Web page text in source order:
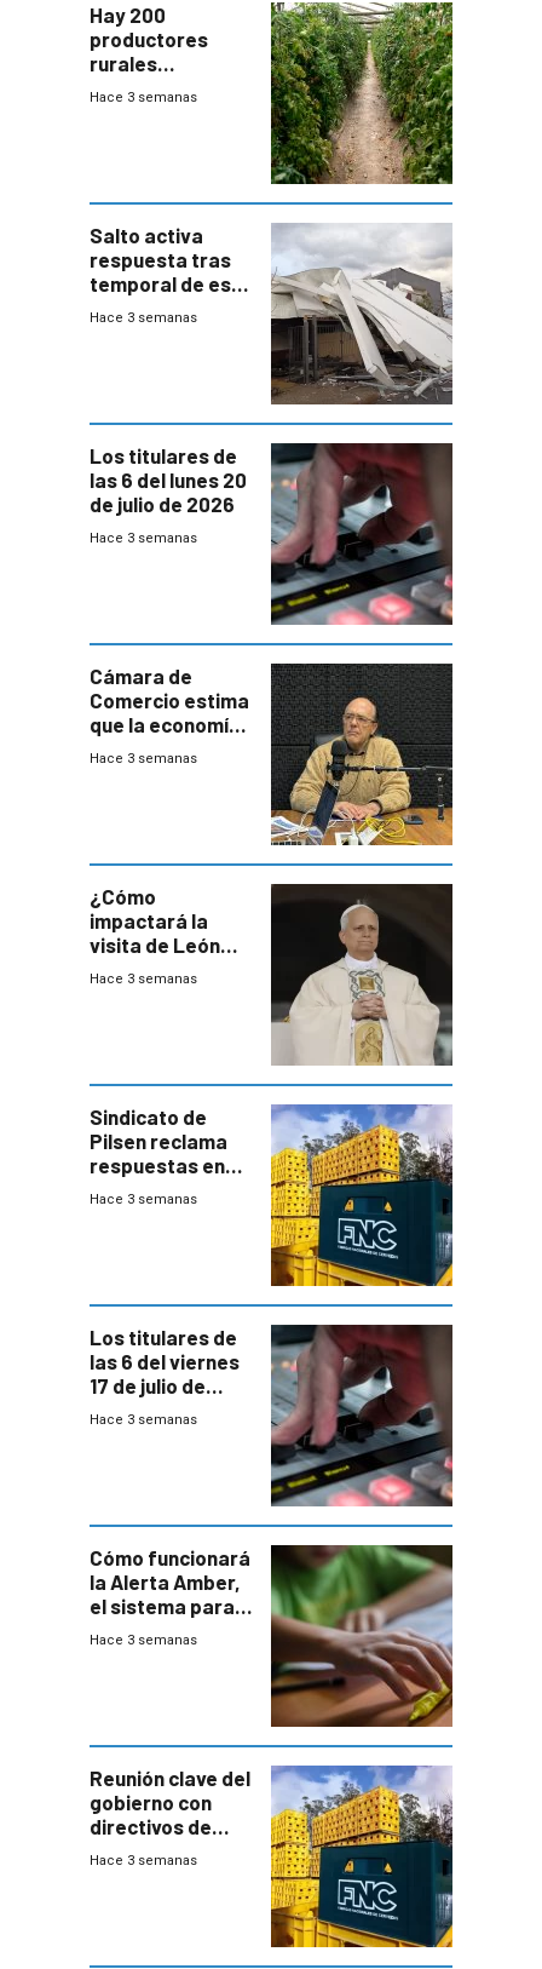
Hay 200
productores
rurales
afectados tras
Hace 3 semanas
Salto activa
respuesta tras
temporal de este
sábado con
Hace 3 semanas
Los titulares de
las 6 del lunes 20
de julio de 2026
Hace 3 semanas
Cámara de
Comercio estima
que la economía
crecerá 1,6%
Hace 3 semanas
¿Cómo
impactará la
visita de León
XIV a Uruguay?
Hace 3 semanas
Sindicato de
Pilsen reclama
respuestas en
medio de
Hace 3 semanas
Los titulares de
las 6 del viernes
17 de julio de
2026
Hace 3 semanas
Cómo funcionará
la Alerta Amber,
el sistema para
la búsqueda
Hace 3 semanas
Reunión clave del
gobierno con
directivos de
Fábricas
Hace 3 semanas